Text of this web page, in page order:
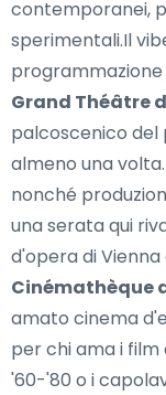
contemporanei,
sperimentali.Il
Grand Théâtre
palcoscenico del
almeno una
nonché
una serata qui
d'opera di Vienna
Cinémathèque
amato cinema
per chi ama i film
'60-'80 o i